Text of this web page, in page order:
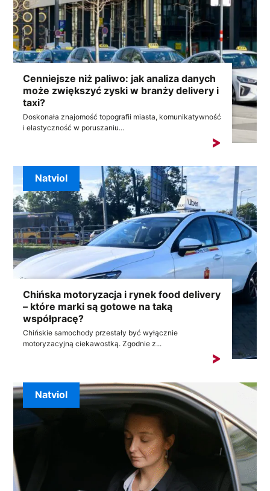
Cenniejsze niż paliwo: jak analiza danych
może zwiększyć zyski w branży delivery i
taxi?
Doskonała znajomość topografii miasta, komunikatywność
i elastyczność w poruszaniu...
Chińska motoryzacja i rynek food delivery
– które marki są gotowe na taką
współpracę?
Chińskie samochody przestały być wyłącznie
motoryzacyjną ciekawostką. Zgodnie z...
Natviol
Natviol